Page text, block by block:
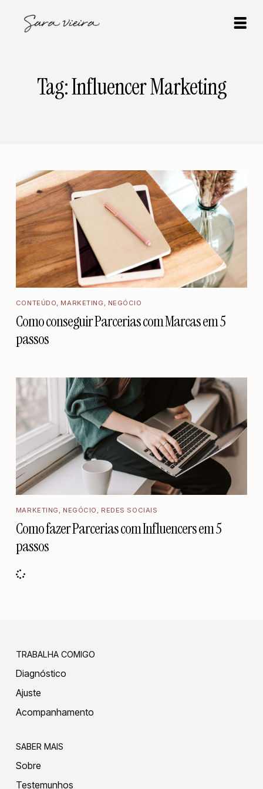
Tag: Influencer Marketing
CONTEÚDO, MARKETING , NEGÓCIO
Como conseguir Parcerias com Marcas em 5
passos
MARKETING , NEGÓCIO , REDES SOCIAIS
Como fazer Parcerias com Influencers em 5
passos
TRABALHA COMIGO
Diagnóstico
Ajuste
Acompanhamento
SABER MAIS
Sobre
Testemunhos